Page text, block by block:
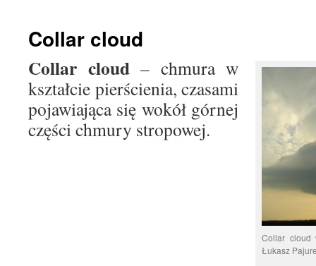
Collar cloud
Collar cloud
Łukasz
Collar cloud– chmura w
kształcie pierścienia, czasami
pojawiająca się wokół górnej
części chmury stropowej.